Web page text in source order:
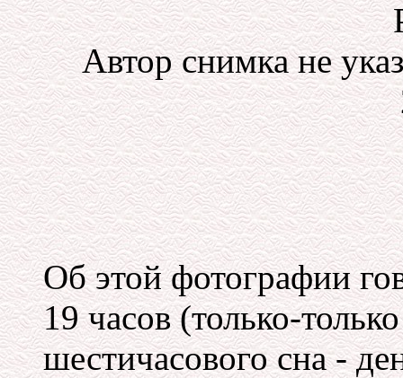
Автор снимка не
Об этой фотографии
19 часов (только-
шестичасового сна -